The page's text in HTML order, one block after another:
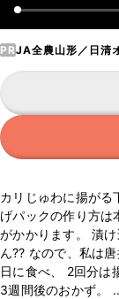
PRJA全農山形／日清
カリじゅわに揚がる
げパックの作り方は
がかかります。 漬
ん⁇ なので、私は
日に食べ、 2回分は
3週間後のおかず。